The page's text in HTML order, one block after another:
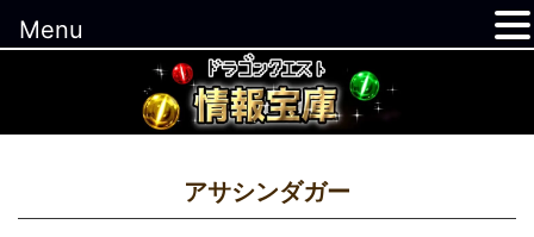
アサシンダガー
Menu